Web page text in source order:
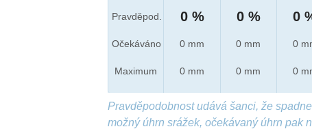
Pravděpod.
Očekáváno
Maximum
0 %
0 mm
0 mm
0 %
0 mm
0 mm
0
0
0
Pravděpodobnost udává šanci, že
možný úhrn srážek, očekávaný úhrn pak